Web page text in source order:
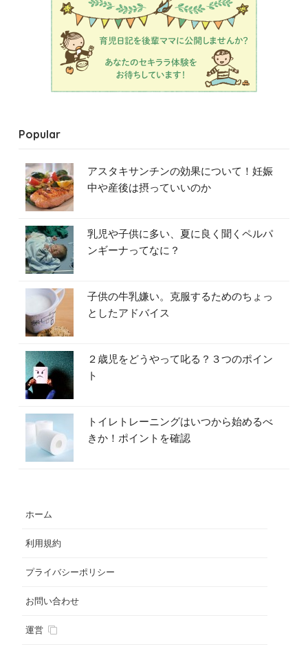
Popular
アスタキサンチンの効果について！妊娠
中や産後は摂っていいのか
乳児や子供に多い、夏に良く聞くペルパ
ンギーナってなに？
子供の牛乳嫌い。克服するためのちょっ
としたアドバイス
２歳児をどうやって叱る？３つのポイン
ト
トイレトレーニングはいつから始めるべ
きか！ポイントを確認
ホーム
利用規約
プライバシーポリシー
お問い合わせ
運営